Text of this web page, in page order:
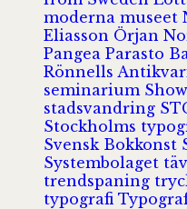
moderna museet
Eliasson Örjan
Pangea Parasto
Rönnells
seminarium
stadsvandring
Stockholms
Svensk Bokkonst
Systembolaget
trendspaning
typografi